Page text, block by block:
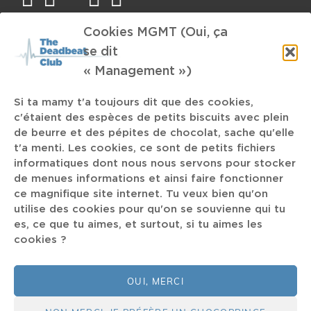
Cookies MGMT (Oui, ça
se dit
« Management »)
Si ta mamy t'a toujours dit que des cookies,
c'étaient des espèces de petits biscuits avec plein
de beurre et des pépites de chocolat, sache qu'elle
t'a menti. Les cookies, ce sont de petits fichiers
informatiques dont nous nous servons pour stocker
de menues informations et ainsi faire fonctionner
ce magnifique site internet. Tu veux bien qu'on
utilise des cookies pour qu'on se souvienne qui tu
es, ce que tu aimes, et surtout, si tu aimes les
cookies ?
OUI, MERCI
TAGS
Queens of the Stone Age engueulade Visuals New Beat
Toyota Previa écrire avec son pipi Doja Cat
Maruja The K
Pain d'épices Jeannine Apartheid Blue Lines
Nirvana
art naif